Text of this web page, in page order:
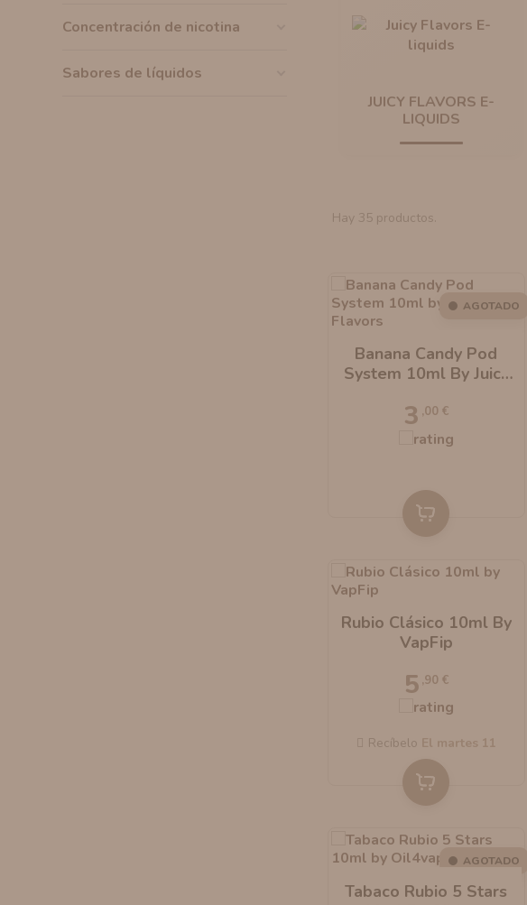
Concentración de nicotina
Sabores de líquidos
JUICY FLAVORS E-
LIQUIDS
Hay 35 productos.
Banana Candy Pod
System 10ml By Juicy
3 ,00 €
AGOTADO
Rubio Clásico 10ml By
VapFip
5 ,90 €
Recíbelo el martes 11
Tabaco Rubio 5 Stars
AGOTADO
AROMANIC
RESISTENCIAS ARTESANALES RECOMENDADAS
ATOMIZADOR DEAD RABBIT RDA
ATOMIZADOR DEAD RABBIT RTA